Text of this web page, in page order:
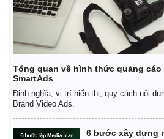
Tổng quan về hình thức quảng cáo
SmartAds
Định nghĩa, vị trí hiển thị, quy cách nội
Brand Video Ads.
6 bước xây dựng